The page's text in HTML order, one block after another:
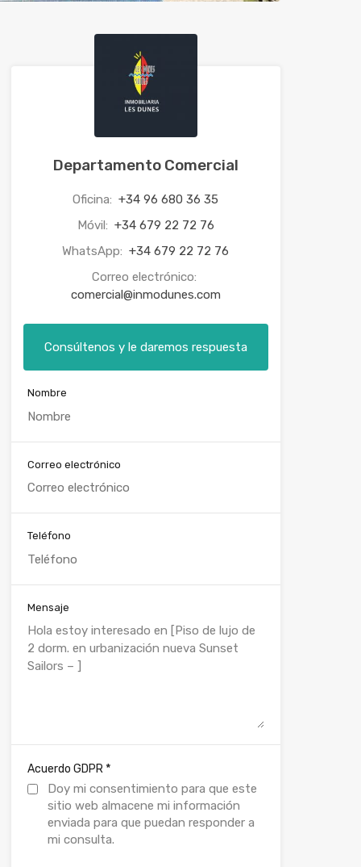
Departamento Comercial
Oficina: +34 96 680 36 35
Móvil: +34 679 22 72 76
WhatsApp: +34 679 22 72 76
Correo electrónico:
comercial@inmodunes.com
Consúltenos y le daremos respuesta
Nombre
Correo electrónico
Teléfono
Mensaje
Acuerdo GDPR *
Doy mi consentimiento para que este
sitio web almacene mi información
enviada para que puedan responder a
mi consulta.